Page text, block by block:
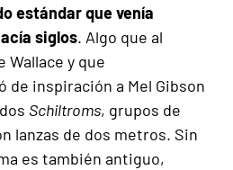
estándar que venía
siglos. Algo que al
Wallace y que
inspiración a Mel Gibson
Schiltroms, grupos de
lanzas de dos metros. Sin
es también antiguo,